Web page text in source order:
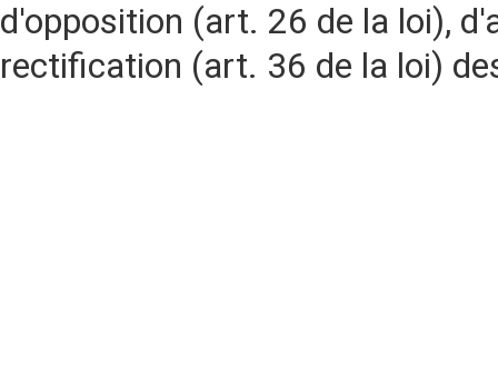
d'opposition (art. 26 de la loi),
rectification (art. 36 de la loi)